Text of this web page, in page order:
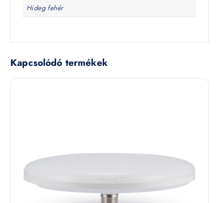
Hideg fehér
Kapcsolódó termékek